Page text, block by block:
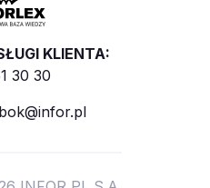
KLIENTA:
30 30
bok@infor.pl